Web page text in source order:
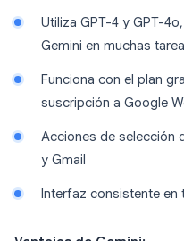
Utiliza GPT-4 y GPT-
Gemini en muchas
Funciona con el plan
suscripción a Google
Acciones de selección
y Gmail
Interfaz consistente